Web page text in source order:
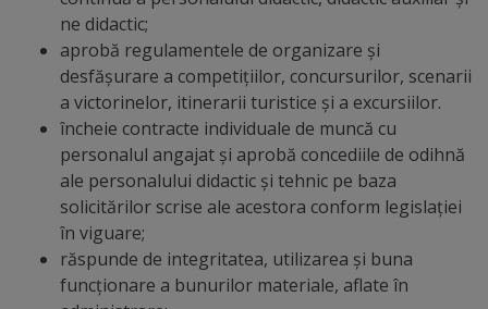
Sportivi
de
performanță
Orașul
în
imagini
Galerie
ne didactic;
aprobă regulamentele de organizare și
desfășurare a competițiilor, concursurilor, scenarii
a victorinelor, itinerarii turistice și a excursiilor.
încheie contracte individuale de muncă cu
personalul angajat și aprobă concediile de odihnă
ale personalului didactic și tehnic pe baza
solicitărilor scrise ale acestora conform legislației
în viguare;
răspunde de integritatea, utilizarea și buna
funcționare a bunurilor materiale, aflate în